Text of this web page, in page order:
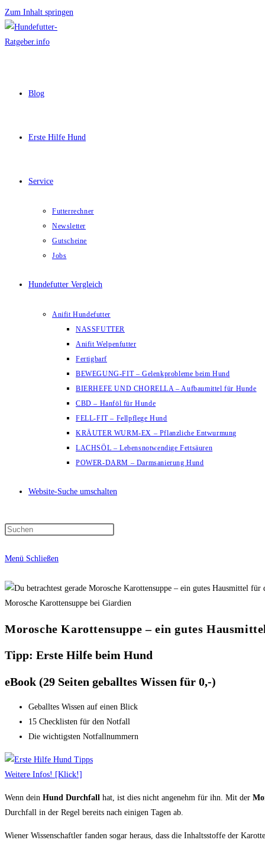
Zum Inhalt springen
Blog
Erste Hilfe Hund
Service
Futterrechner
Newsletter
Gutscheine
Jobs
Hundefutter Vergleich
Anifit Hundefutter
NASSFUTTER
Anifit Welpenfutter
Fertigbarf
BEWEGUNG-FIT – Gelenkprobleme beim Hund
BIERHEFE UND CHORELLA – Aufbaumittel für Hunde
CBD – Hanföl für Hunde
FELL-FIT – Fellpflege Hund
KRÄUTER WURM-EX – Pflanzliche Entwurmung
LACHSÖL – Lebensnotwendige Fettsäuren
POWER-DARM – Darmsanierung Hund
Website-Suche umschalten
Menü Schließen
Morosche Karottensuppe bei Giardien
Morosche Karottensuppe – ein gutes
Tipp: Erste Hilfe beim Hund
eBook (29 Seiten geballtes Wissen für 0,-)​
Geballtes Wissen auf einen Blick
15 Checklisten für den Notfall
Die wichtigsten Notfallnummern
Weitere Infos! [Klick!]
Wenn dein Hund Durchfall hat, ist dies nicht angenehm für ihn. Mit der
Durchfall in der Regel bereits nach einigen Tagen ab.
Wiener Wissenschaftler fanden sogar heraus, dass die Inhaltsstoffe der